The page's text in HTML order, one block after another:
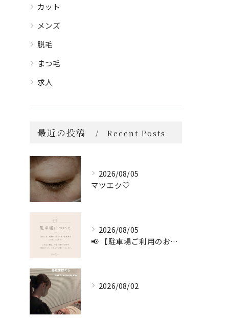
カット
メンズ
脱毛
まつ毛
求人
最近の投稿 Recent Posts
2026/08/05
マツエク♡
2026/08/05
📢 【駐車場ご利用のお願い】 🚗
2026/08/02